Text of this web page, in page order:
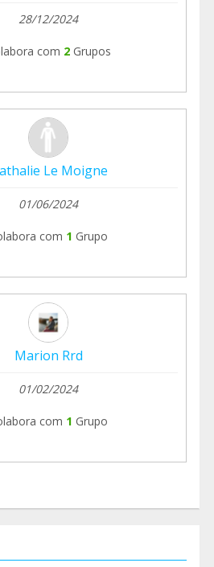
28/12/2024
com 2 Grupos
Le Moigne
01/06/2024
com 1 Grupo
Marion Rrd
01/02/2024
com 1 Grupo